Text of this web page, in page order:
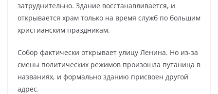
затруднительно. Здание восстанавливается, и
открывается храм только на время служб по большим
христианским праздникам.
Собор фактически открывает улицу Ленина. Но из-за
смены политических режимов произошла путаница в
названиях, и формально зданию присвоен другой
адрес.